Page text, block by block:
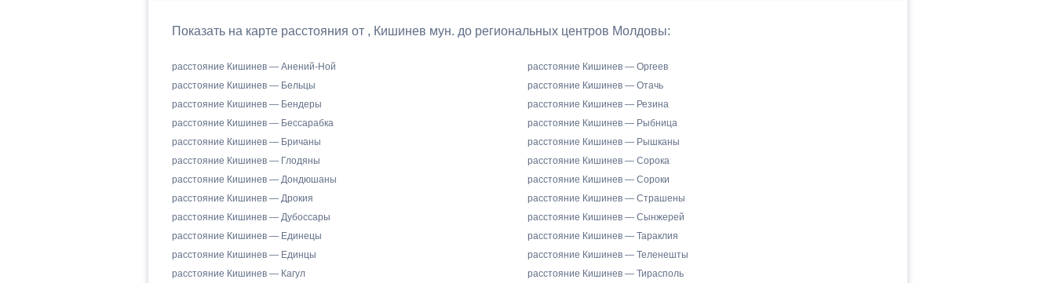
Показать на карте расстояния от , Кишинев мун. до региональных центров Молдовы:
расстояние Кишинев — Анений-Ной
расстояние Кишинев — Бельцы
расстояние Кишинев — Бендеры
расстояние Кишинев — Бессарабка
расстояние Кишинев — Бричаны
расстояние Кишинев — Глодяны
расстояние Кишинев — Дондюшаны
расстояние Кишинев — Дрокия
расстояние Кишинев — Дубоссары
расстояние Кишинев — Единецы
расстояние Кишинев — Единцы
расстояние Кишинев — Кагул
расстояние Кишинев — Оргеев
расстояние Кишинев — Отачь
расстояние Кишинев — Резина
расстояние Кишинев — Рыбница
расстояние Кишинев — Рышканы
расстояние Кишинев — Сорока
расстояние Кишинев — Сороки
расстояние Кишинев — Страшены
расстояние Кишинев — Сынжерей
расстояние Кишинев — Тараклия
расстояние Кишинев — Теленешты
расстояние Кишинев — Тирасполь